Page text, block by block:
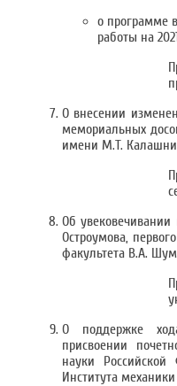
о программе
работы на
О внесении
мемориальных
имени М.Т.
Об
Остроумова,
факультета В.А.
О поддержке
присвоении
науки Российской
Института